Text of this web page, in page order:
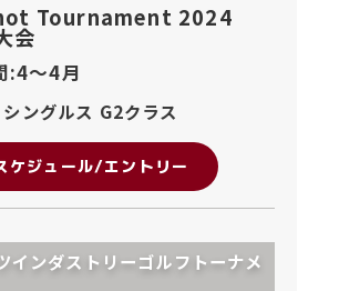
Tournament 2024
会
:4〜4月
シングルス G2クラス
ケジュール/エントリー
インダストリーゴルフトーナメ